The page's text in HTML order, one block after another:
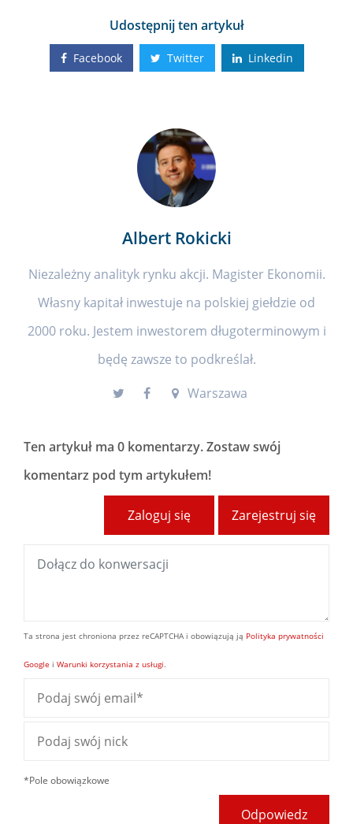
Udostępnij ten artykuł
Facebook Twitter Linkedin
Albert Rokicki
Niezależny analityk rynku akcji. Magister Ekonomii.
Własny kapitał inwestuje na polskiej giełdzie od
2000 roku. Jestem inwestorem długoterminowym i
będę zawsze to podkreślał.
Warszawa
Ten artykuł ma 0 komentarzy. Zostaw swój
komentarz pod tym artykułem!
Zarejestruj się
Zaloguj się
Ta strona jest chroniona przez reCAPTCHA i obowiązują ją Polityka prywatności
Google i Warunki korzystania z usługi.
*Pole obowiązkowe
Odpowiedz